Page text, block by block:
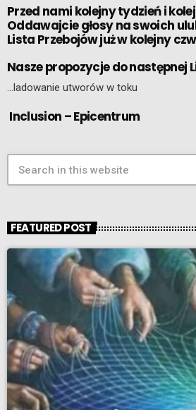
Przed nami kolejny tydzień i
Oddawajcie głosy na swoich
Lista Przebojów już w kolejny
Nasze propozycje do następnej
…ladowanie utworów w toku
Inclusion – Epicentrum
FEATURED POST